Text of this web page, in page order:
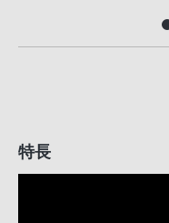
特長